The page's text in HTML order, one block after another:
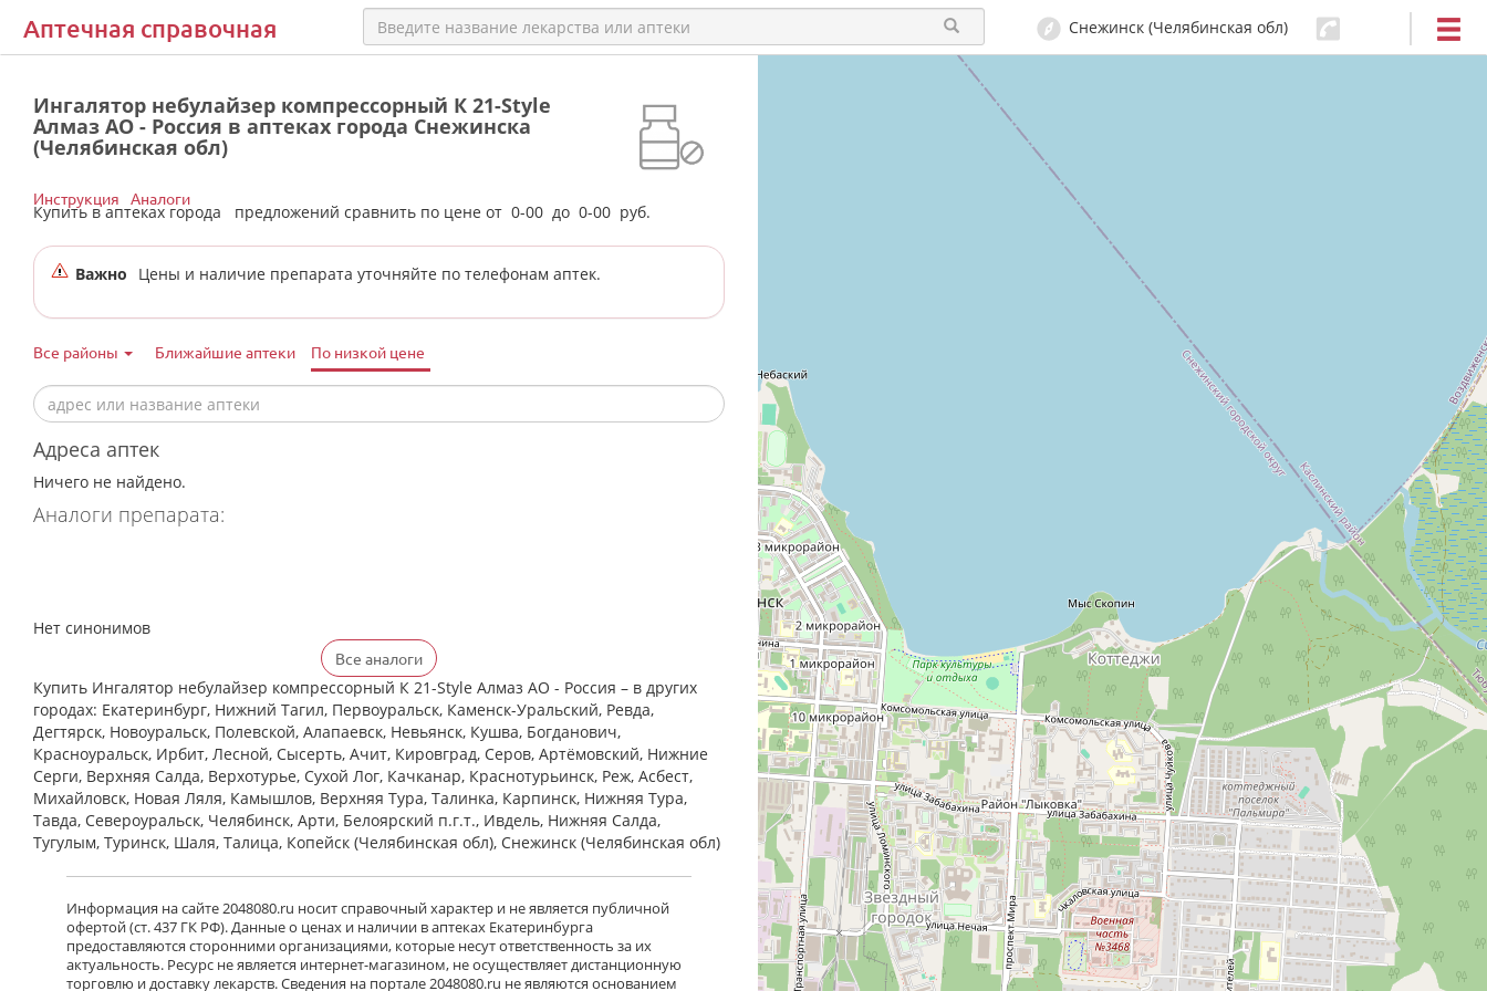
Аптечная справочная Снежинск (Челябинская обл)
Ингалятор небулайзер компрессорный К 21-Style
Алмаз АО - Россия в аптеках города Снежинска
(Челябинская обл)
Купить в аптеках города предложений сравнить по цене от 0-00 до 0-00 руб.
Инструкция Аналоги
Важно Цены и наличие препарата уточняйте по телефонам аптек.
Все районы Ближайшие аптеки По низкой цене
Адреса аптек
Ничего не найдено.
Аналоги препарата:
Нет синонимов
Все аналоги
Купить Ингалятор небулайзер компрессорный К 21-Style Алмаз АО - Россия – в других
городах: Екатеринбург, Нижний Тагил, Первоуральск, Каменск-Уральский, Ревда,
Дегтярск, Новоуральск, Полевской, Алапаевск, Невьянск, Кушва, Богданович,
Красноуральск, Ирбит, Лесной, Сысерть, Ачит, Кировград, Серов, Артёмовский, Нижние
Cерги, Верхняя Салда, Верхотурье, Сухой Лог, Качканар, Краснотурьинск, Реж, Асбест,
Михайловск, Новая Ляля, Камышлов, Верхняя Тура, Талинка, Карпинск, Нижняя Тура,
Тавда, Североуральск, Челябинск, Арти, Белоярский п.г.т., Ивдель, Нижняя Салда,
Тугулым, Туринск, Шаля, Талица, Копейск (Челябинская обл), Снежинск (Челябинская обл)
Информация на сайте 2048080.ru носит справочный характер и не является публичной
офертой (ст. 437 ГК РФ). Данные о ценах и наличии в аптеках Екатеринбурга
предоставляются сторонними организациями, которые несут ответственность за их
актуальность. Ресурс не является интернет-магазином, не осуществляет дистанционную
торговлю и доставку лекарств. Сведения на портале 2048080.ru не являются основанием